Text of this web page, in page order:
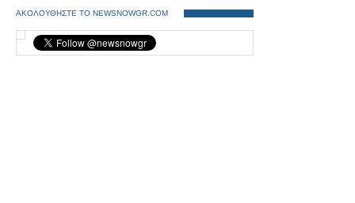
ΑΚΟΛΟΥΘΗΣΤΕ ΤΟ NEWSNOWGR.COM